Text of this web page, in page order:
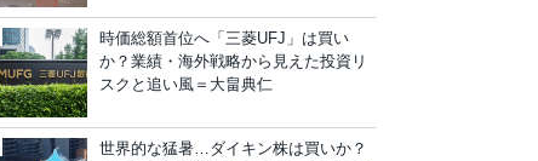
時価総額首位へ「三菱UFJ」は買い
か？業績・海外戦略から見えた投資リ
スクと追い風＝大畠典仁
世界的な猛暑…ダイキン株は買いか？